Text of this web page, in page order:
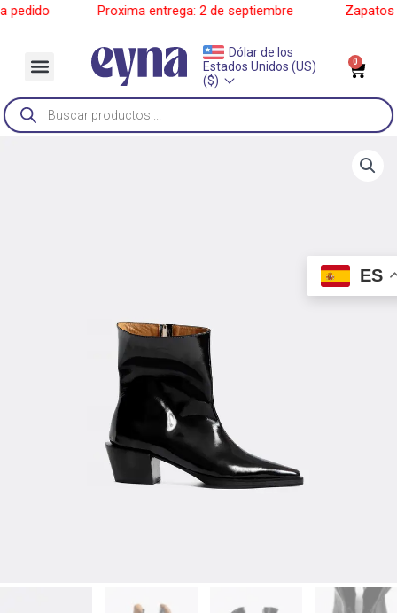
Ir
______ Proxima entrega: 2 de septiembre______ Zapatos a
Menu
Dólar de los
Estados Unidos (US)
($)
0
Búsqueda
de
productos
ES